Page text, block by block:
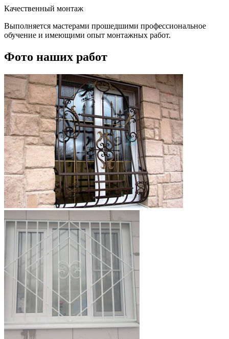
Качественный монтаж
Выполняется мастерами прошедшими профессиональное
обучение и имеющими опыт монтажных работ.
Фото наших работ